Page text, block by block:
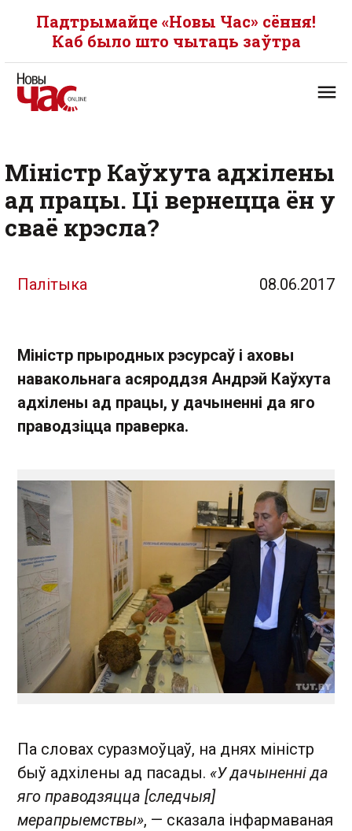
Падтрымайце «Новы Час» сёння!
Каб было што чытаць заўтра
Міністр Каўхута адхілены
ад працы. Ці вернецца ён у
сваё крэсла?
Палітыка 08.06.2017
Міністр прыродных рэсурсаў і аховы
навакольнага асяроддзя Андрэй Каўхута
адхілены ад працы, у дачыненні да яго
праводзіцца праверка.
Па словах суразмоўцаў, на днях міністр
быў адхілены ад пасады. «У дачыненні да
яго праводзяцца [следчыя]
мерапрыемствы», — сказала інфармаваная